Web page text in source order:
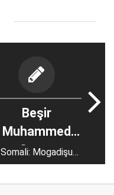
Beşir
Muhammed
Caato
Somali: Mogadişu
yönetiminden